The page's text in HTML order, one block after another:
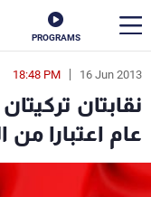
PROGRAMS
16 Jun 2013
18:48 PM
نقابتان
عام اعتبارا من
en
الأخبار
سياسة